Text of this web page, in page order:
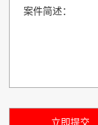
案件简述：